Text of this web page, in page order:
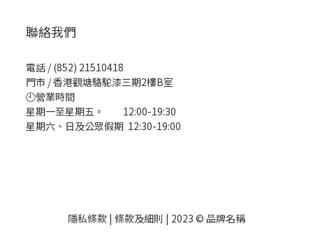
聯絡我們
電話 / (852) 21510418
門市 / 香港觀塘駱駝漆三期2樓B室
🕘營業時間
星期一至星期五。 12:00-19:30
星期六、日及公眾假期 12:30-19:00
隱私條款 | 條款及細則 | 2023 © 品牌名稱